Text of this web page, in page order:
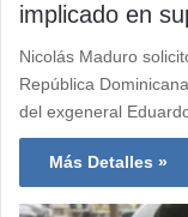
implicado en
Nicolás Maduro
República
del exgeneral
Más Detalles »